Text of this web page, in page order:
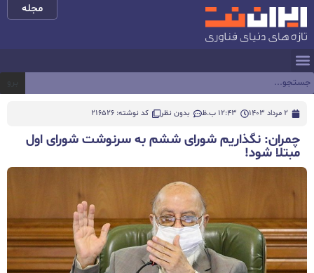
مجله
2 مرداد 1403 12:43 ب.ظ بدون نظر کد نوشته: 216526
چمران: نگذاریم شورای ششم به سرنوشت شورای اول
مبتلا شود!